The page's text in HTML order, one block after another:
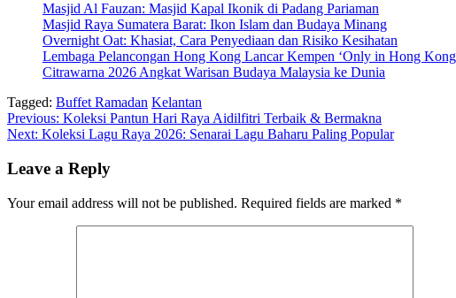
Masjid Al Fauzan: Masjid Kapal Ikonik di Padang Pariaman
Masjid Raya Sumatera Barat: Ikon Islam dan Budaya Minang
Overnight Oat: Khasiat, Cara Penyediaan dan Risiko Kesihatan
Lembaga Pelancongan Hong Kong Lancar Kempen ‘Only in Hong
Citrawarna 2026 Angkat Warisan Budaya Malaysia ke Dunia
Tagged: Buffet Ramadan Kelantan
Post
navigation
Previous: Koleksi Pantun Hari Raya Aidilfitri Terbaik & Bermakna
Next: Koleksi Lagu Raya 2026: Senarai Lagu Baharu Paling Popular
Leave a Reply
Your email address will not be published. Required fields are marked *